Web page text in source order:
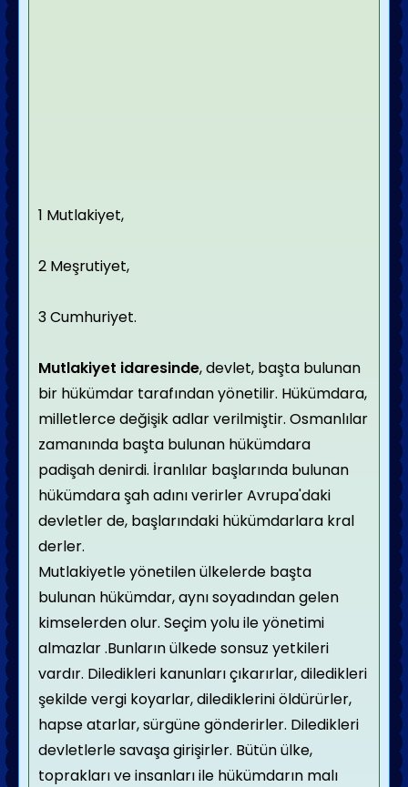
1 Mutlakiyet,
2 Meşrutiyet,
3 Cumhuriyet.
Mutlakiyet idaresinde, devlet, başta bulunan
bir hükümdar tarafından yönetilir. Hükümdara,
milletlerce değişik adlar verilmiştir. Osmanlılar
zamanında başta bulunan hükümdara
padişah denirdi. İranlılar başlarında bulunan
hükümdara şah adını verirler Avrupa'daki
devletler de, başlarındaki hükümdarlara kral
derler.
Mutlakiyetle yönetilen ülkelerde başta
bulunan hükümdar, aynı soyadından gelen
kimselerden olur. Seçim yolu ile yönetimi
almazlar .Bunların ülkede sonsuz yetkileri
vardır. Diledikleri kanunları çıkarırlar, diledikleri
şekilde vergi koyarlar, dilediklerini öldürürler,
hapse atarlar, sürgüne gönderirler. Diledikleri
devletlerle savaşa girişirler. Bütün ülke,
toprakları ve insanları ile hükümdarın malı